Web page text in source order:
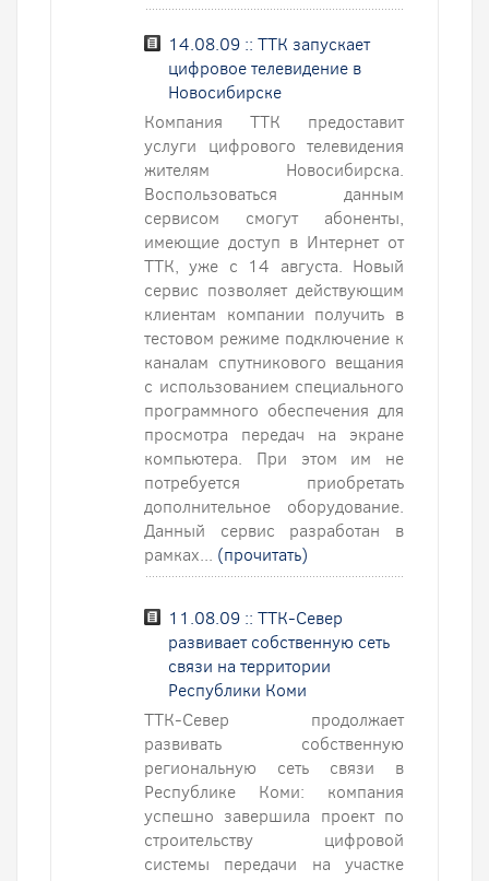
14.08.09 :: ТТК запускает
цифровое телевидение в
Новосибирске
Компания ТТК предоставит
услуги цифрового телевидения
жителям Новосибирска.
Воспользоваться данным
сервисом смогут абоненты,
имеющие доступ в Интернет от
ТТК, уже с 14 августа. Новый
сервис позволяет действующим
клиентам компании получить в
тестовом режиме подключение к
каналам спутникового вещания
с использованием специального
программного обеспечения для
просмотра передач на экране
компьютера. При этом им не
потребуется приобретать
дополнительное оборудование.
Данный сервис разработан в
рамках... (прочитать)
11.08.09 :: ТТК-Север
развивает собственную сеть
связи на территории
Республики Коми
ТТК-Север продолжает
развивать собственную
региональную сеть связи в
Республике Коми: компания
успешно завершила проект по
строительству цифровой
системы передачи на участке